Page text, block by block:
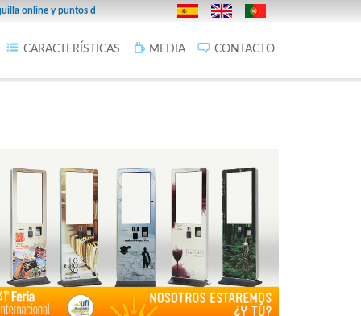
y puntos de venta en la provincia. 27/02/2019
CARACTERÍSTICAS MEDIA CONTACTO